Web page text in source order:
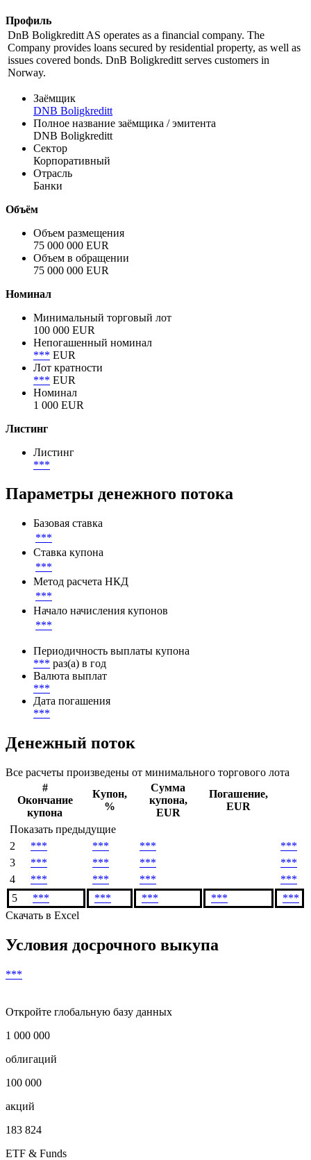
Профиль
DnB Boligkreditt AS operates as a financial company. The
Company provides loans secured by residential property, as well as
issues covered bonds. DnB Boligkreditt serves customers in
Norway.
Заёмщик
DNB Boligkreditt
Полное название заёмщика / эмитента
DNB Boligkreditt
Сектор
Корпоративный
Отрасль
Банки
Объём
Объем размещения
75 000 000 EUR
Объем в обращении
75 000 000 EUR
Номинал
Минимальный торговый лот
100 000 EUR
Непогашенный номинал
*** EUR
Лот кратности
*** EUR
Номинал
1 000 EUR
Листинг
Листинг
***
Параметры денежного потока
Базовая ставка
***
Ставка купона
***
Метод расчета НКД
***
Начало начисления купонов
***
Периодичность выплаты купона
*** раз(а) в год
Валюта выплат
***
Дата погашения
***
Денежный поток
Все расчеты произведены от минимального торгового лота
#
Окончание
купона
Купон,
%
Сумма
купона,
EUR
Погашение,
EUR
Показать предыдущие
2
*** *** ***
***
3
*** *** ***
***
4
*** *** ***
***
5
*** *** *** ***
***
Скачать в Excel
Условия досрочного выкупа
***
Откройте глобальную базу данных
1 000 000
облигаций
100 000
акций
183 824
ETF & Funds